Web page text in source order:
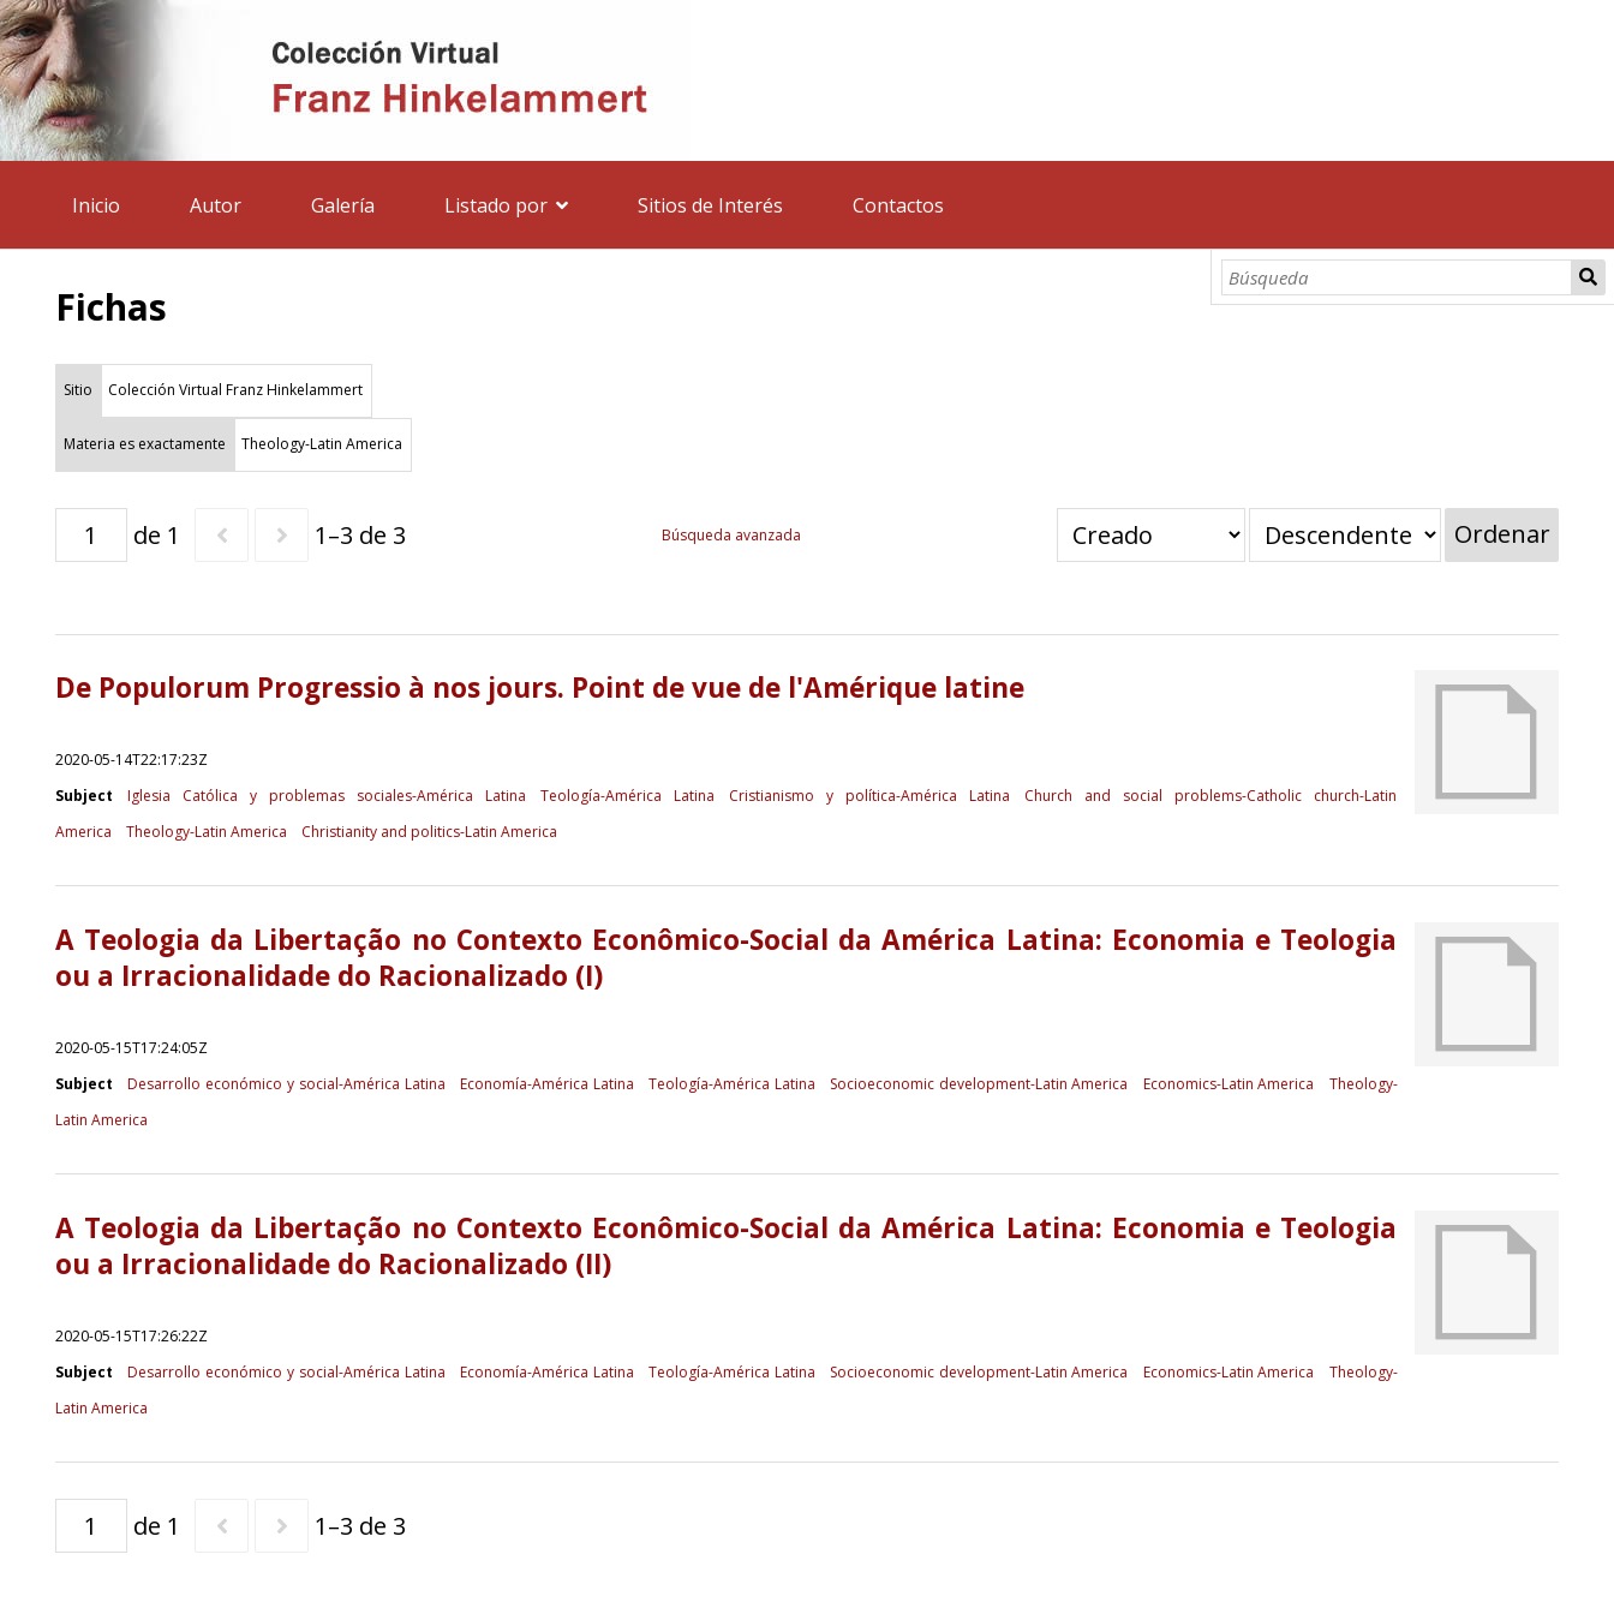
Inicio Autor Galería Listado por Sitios de Interés Contactos
Fichas
Sitio Colección Virtual Franz Hinkelammert
Materia es exactamente Theology-Latin America
de 1 1–3 de 3 Búsqueda avanzada Ordenar
De Populorum Progressio à nos jours. Point de vue de l'Amérique latine
2020-05-14T22:17:23Z
Subject
Iglesia Católica y problemas sociales-América Latina Teología-América Latina Cristianismo y política-América Latina
Church and social problems-Catholic church-Latin
America
Theology-Latin America Christianity and politics-Latin America
A Teologia da Libertação no Contexto Econômico-Social da América Latina: Economia e Teologia
ou a Irracionalidade do Racionalizado (I)
2020-05-15T17:24:05Z
Subject
Desarrollo económico y social-América Latina Economía-América Latina Teología-América Latina Socioeconomic development-Latin America Economics-Latin America
Theology-
Latin America
A Teologia da Libertação no Contexto Econômico-Social da América Latina: Economia e Teologia
ou a Irracionalidade do Racionalizado (II)
2020-05-15T17:26:22Z
Subject
Desarrollo económico y social-América Latina Economía-América Latina Teología-América Latina Socioeconomic development-Latin America Economics-Latin America
Theology-
Latin America
de 1 1–3 de 3